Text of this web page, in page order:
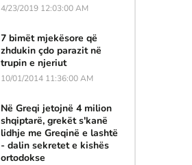
4/23/2019 12:03:00 AM
7 bimët mjekësore që
zhdukin çdo parazit në
trupin e njeriut
10/01/2014 11:36:00 AM
Në Greqi jetojnë 4 milion
shqiptarë, grekët s'kanë
lidhje me Greqinë e lashtë
- dalin sekretet e kishës
ortodokse